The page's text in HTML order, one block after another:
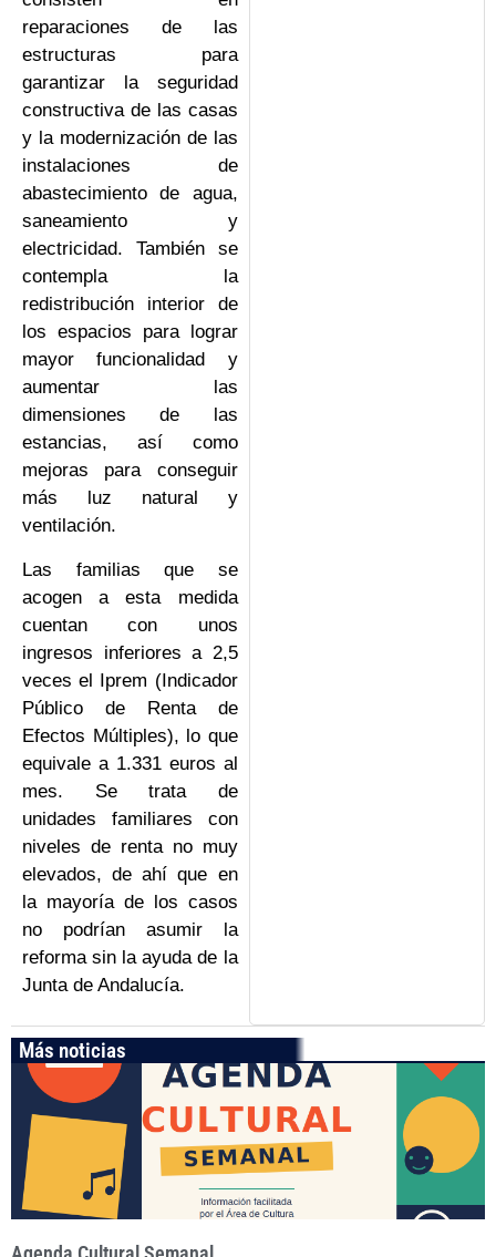
reparaciones de las
estructuras para
garantizar la seguridad
constructiva de las casas
y la modernización de las
instalaciones de
abastecimiento de agua,
saneamiento y
electricidad. También se
contempla la
redistribución interior de
los espacios para lograr
mayor funcionalidad y
aumentar las
dimensiones de las
estancias, así como
mejoras para conseguir
más luz natural y
ventilación.
Las familias que se
acogen a esta medida
cuentan con unos
ingresos inferiores a 2,5
veces el Iprem (Indicador
Público de Renta de
Efectos Múltiples), lo que
equivale a 1.331 euros al
mes. Se trata de
unidades familiares con
niveles de renta no muy
elevados, de ahí que en
la mayoría de los casos
no podrían asumir la
reforma sin la ayuda de la
Junta de Andalucía.
Más noticias